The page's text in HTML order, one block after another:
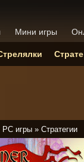
PC игры » Стратегии
Мини игры